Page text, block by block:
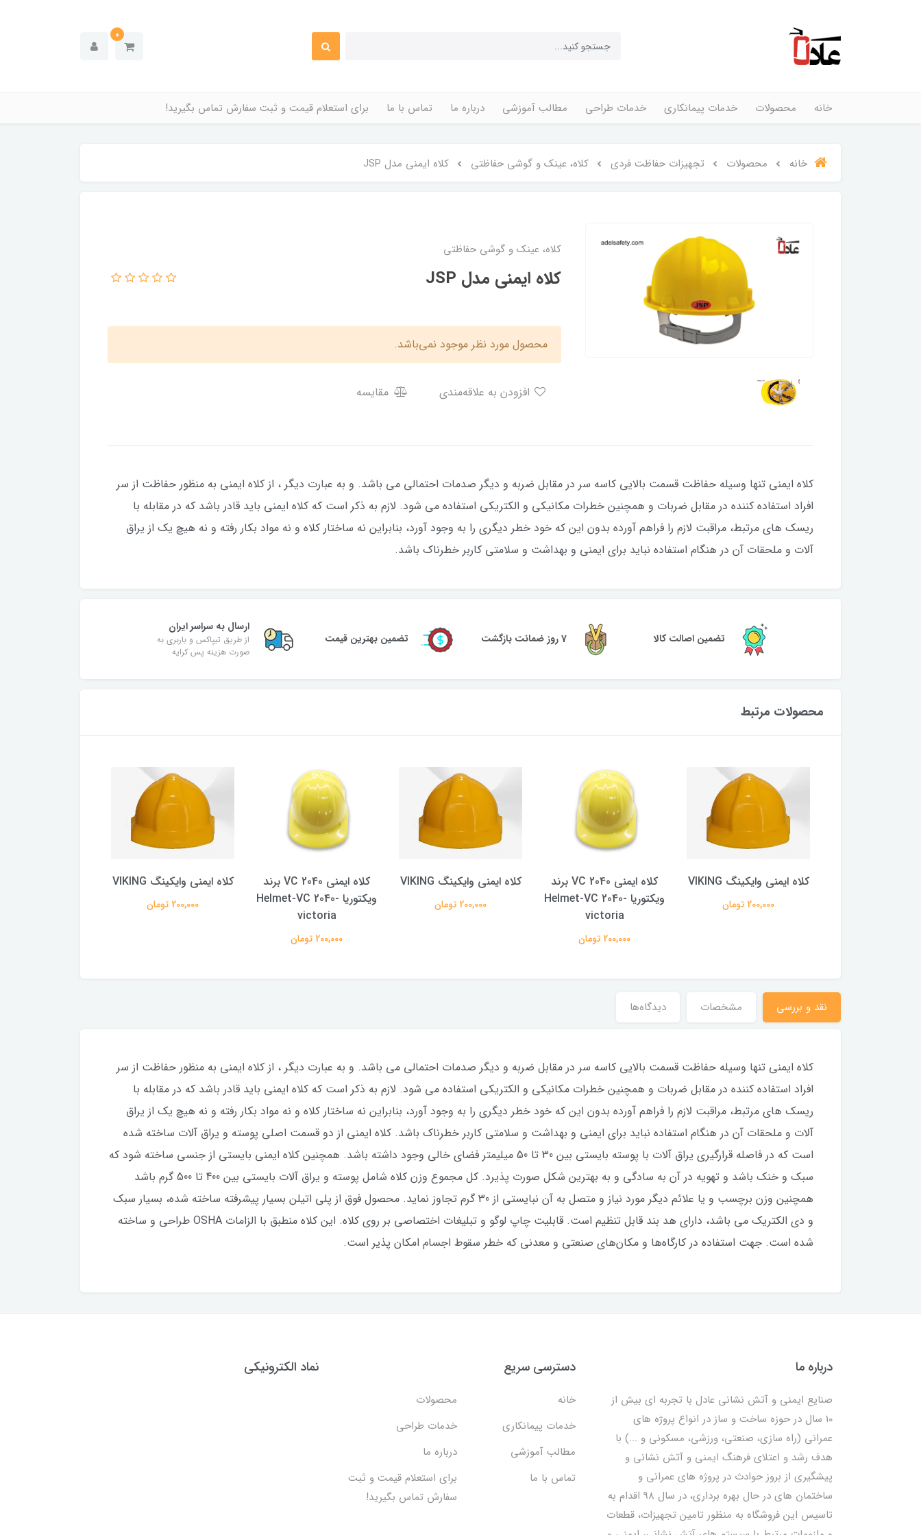
0
خانه محصولات خدمات پیمانکاری خدمات طراحی مطالب آموزشی درباره ما تماس با ما برای استعلام قیمت و ثبت سفارش تماس بگیرید!
خانه محصولات تجهیزات حفاظت فردی کلاه، عینک و گوشی حفاظتی کلاه ایمنی مدل JSP
کلاه، عینک و گوشی حفاظتی
کلاه ایمنی مدل JSP
محصول مورد نظر موجود نمی‌باشد.
مقایسه
کلاه ایمنی تنها وسیله حفاظت قسمت بالایی کاسه سر در مقابل ضربه و دیگر صدمات احتمالی می باشد. و به عبارت دیگر ، از کلاه ایمنی به منظور حفاظت از سر
افراد استفاده کننده در مقابل ضربات و همچنین خطرات مکانیکی و الکتریکی استفاده می شود. لازم به ذکر است که کلاه ایمنی باید قادر باشد که در مقابله با
ریسک های مرتبط، مراقبت لازم را فراهم آورده بدون این که خود خطر دیگری را به وجود آورد، بنابراین نه ساختار کلاه و نه مواد بکار رفته و نه هیچ یک از یراق
آلات و ملحقات آن در هنگام استفاده نباید برای ایمنی و بهداشت و سلامتی کاربر خطرناک باشد.
تضمین اصالت کالا 7 روز ضمانت بازگشت تضمین بهترین قیمت
ارسال به سراسر ایران
از طریق تیپاکس و باربری به
صورت هزینه پس کرایه
محصولات مرتبط
کلاه ایمنی وایکینگ VIKING
200,000 تومان
کلاه ایمنی VC 2040 برند
ویکتوریا Helmet-VC 2040-
victoria
200,000 تومان
کلاه ایمنی وایکینگ VIKING
200,000 تومان
کلاه ایمنی VC 2040 برند
ویکتوریا Helmet-VC 2040-
victoria
200,000 تومان
کلاه ایمنی وایکینگ VIKING
200,000 تومان
نقد و بررسی مشخصات دیدگاه‌ها
کلاه ایمنی تنها وسیله حفاظت قسمت بالایی کاسه سر در مقابل ضربه و دیگر صدمات احتمالی می باشد. و به عبارت دیگر ، از کلاه ایمنی به منظور حفاظت از سر
افراد استفاده کننده در مقابل ضربات و همچنین خطرات مکانیکی و الکتریکی استفاده می شود. لازم به ذکر است که کلاه ایمنی باید قادر باشد که در مقابله با
ریسک های مرتبط، مراقبت لازم را فراهم آورده بدون این که خود خطر دیگری را به وجود آورد، بنابراین نه ساختار کلاه و نه مواد بکار رفته و نه هیچ یک از یراق
آلات و ملحقات آن در هنگام استفاده نباید برای ایمنی و بهداشت و سلامتی کاربر خطرناک باشد. کلاه ایمنی از دو قسمت اصلی پوسته و یراق آلات ساخته شده
است که در فاصله قرارگیری یراق آلات با پوسته بایستی بین 30 تا 50 میلیمتر فضای خالی وجود داشته باشد. همچنین کلاه ایمنی بایستی از جنسی ساخته شود که
سبک و خنک باشد و تهویه در آن به سادگی و به بهترین شکل صورت پذیرد. کل مجموع وزن کلاه شامل پوسته و یراق آلات بایستی بین 400 تا 500 گرم باشد
همچنین وزن برچسب و یا علائم دیگر مورد نیاز و متصل به آن نبایستی از 30 گرم تجاوز نماید. محصول فوق از پلی اتیلن بسیار پیشرفته ساخته شده، بسیار سبک
و دی الکتریک می باشد، دارای هد بند قابل تنظیم است. قابلیت چاپ لوگو و تبلیغات اختصاصی بر روی کلاه. این کلاه منطبق با الزامات OSHA طراحی و ساخته
شده است. جهت استفاده در کارگاه‌ها و مکان‌های صنعتی و معدنی که خطر سقوط اجسام امکان پذیر است.
درباره ما
صنایع ایمنی و آتش نشانی عادل با تجربه ای بیش از
10 سال در حوزه ساخت و ساز در انواع پروژه های
عمرانی (راه سازی، صنعتی، ورزشی، مسکونی و ...) با
هدف رشد و اعتلای فرهنگ ایمنی و آتش نشانی و
پیشگیری از بروز حوادث در پروژه های عمرانی و
ساختمان های در حال بهره برداری، در سال 98 اقدام به
تاسیس این فروشگاه به منظور تامین تجهیزات، قطعات
دسترسی سریع
خانه
محصولات
خدمات پیمانکاری
خدمات طراحی
مطالب آموزشی
درباره ما
تماس با ما
برای استعلام قیمت و ثبت
سفارش تماس بگیرید!
نماد الکترونیکی